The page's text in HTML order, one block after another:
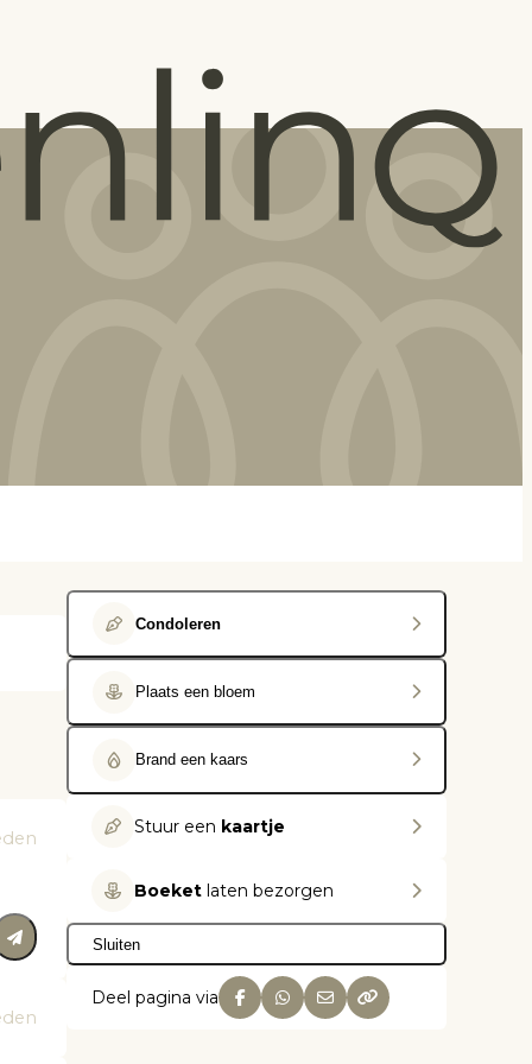
Condoleren
Plaats een bloem
Brand een kaars
Stuur een kaartje
Boeket laten bezorgen
Sluiten
Deel pagina via